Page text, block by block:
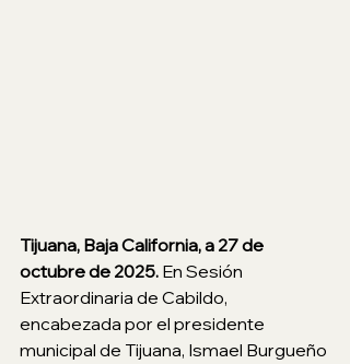
Tijuana, Baja California, a 27 de
octubre de 2025. En Sesión
Extraordinaria de Cabildo,
encabezada por el presidente
municipal de Tijuana, Ismael Burgueño